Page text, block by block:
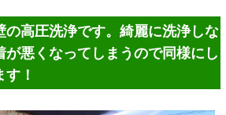
高圧洗浄です。綺麗に洗浄しな
が悪くなってしまうので同様にし
！